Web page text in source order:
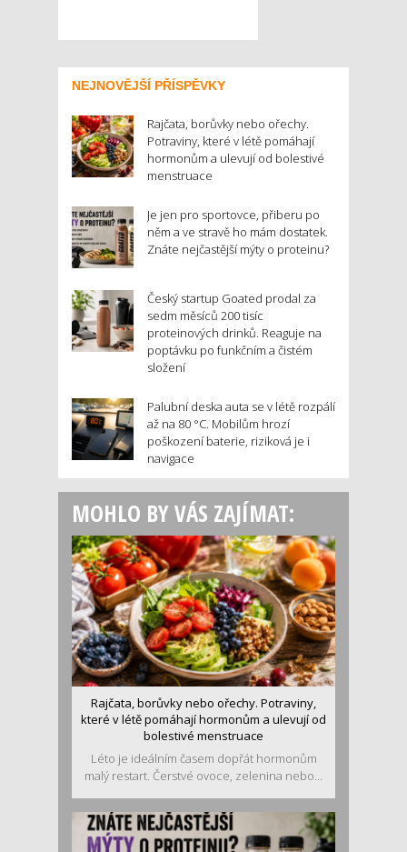
NEJNOVĚJŠÍ PŘÍSPĚVKY
Rajčata, borůvky nebo ořechy.
Potraviny, které v létě pomáhají
hormonům a ulevují od bolestivé
menstruace
Je jen pro sportovce, přiberu po
něm a ve stravě ho mám dostatek.
Znáte nejčastější mýty o proteinu?
Český startup Goated prodal za
sedm měsíců 200 tisíc
proteinových drinků. Reaguje na
poptávku po funkčním a čistém
složení
Palubní deska auta se v létě rozpálí
až na 80 °C. Mobilům hrozí
poškození baterie, riziková je i
navigace
MOHLO BY VÁS ZAJÍMAT:
Rajčata, borůvky nebo ořechy. Potraviny,
které v létě pomáhají hormonům a ulevují od
bolestivé menstruace
Léto je ideálním časem dopřát hormonům
malý restart. Čerstvé ovoce, zelenina nebo...